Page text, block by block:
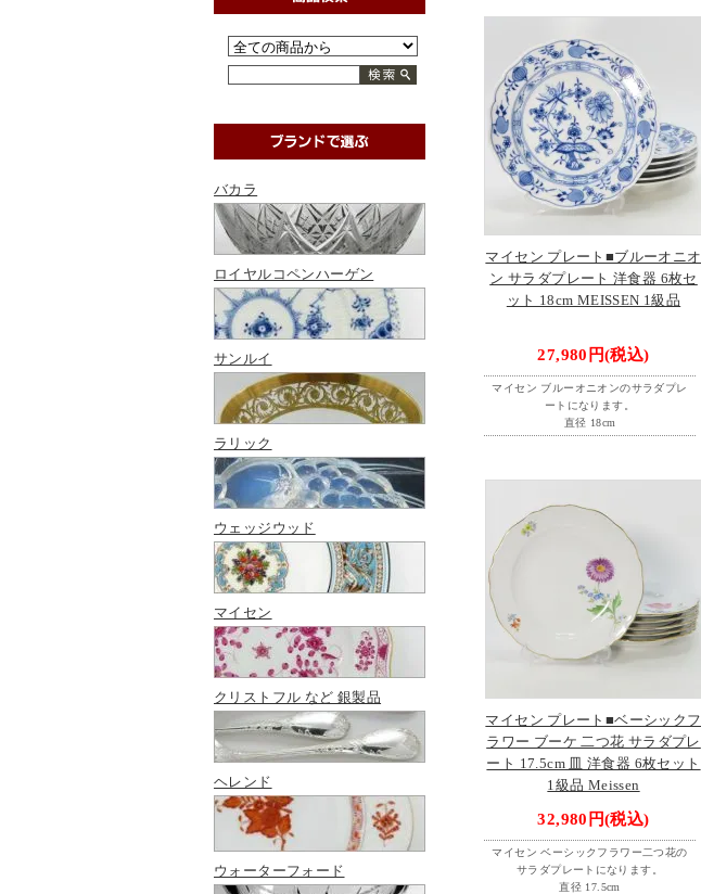
バカラ
ロイヤルコペンハーゲン
サンルイ
ラリック
ウェッジウッド
マイセン
クリストフル など 銀製品
ヘレンド
ウォーターフォード
マイセン プレート■ブルーオニオ
ン サラダプレート 洋食器 6枚セ
ット 18cm MEISSEN 1級品
27,980円(税込)
マイセン ブルーオニオンのサラダプレ
ートになります。
直径 18cm
マイセン プレート■ベーシックフ
ラワー ブーケ 二つ花 サラダプレ
ート 17.5cm 皿 洋食器 6枚セット
1級品 Meissen
32,980円(税込)
マイセン ベーシックフラワー二つ花の
サラダプレートになります。
直径 17.5cm